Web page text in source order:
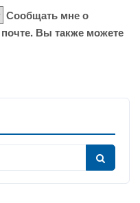
Сообщать мне о
Вы также можете